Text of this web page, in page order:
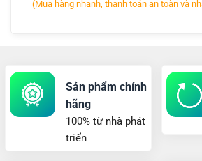
(Mua hàng nhanh, thanh toán an toàn và
Sản phẩm chính
hãng
100% từ nhà phát
triển